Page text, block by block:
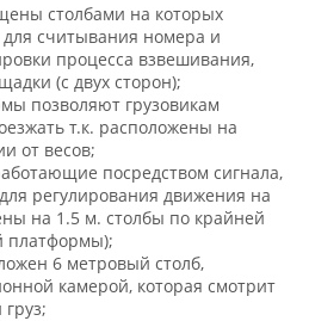
столбами на которых
считывания номера и
процесса взвешивания,
(с двух сторон);
позволяют грузовикам
т.к. расположены на
от весов;
посредством сигнала,
регулирования движения на
на 1.5 м. столбы по крайней
платформы);
6 метровый столб,
камерой, которая смотрит